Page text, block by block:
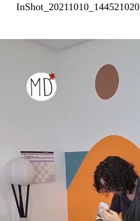
InShot_20211010_144521020